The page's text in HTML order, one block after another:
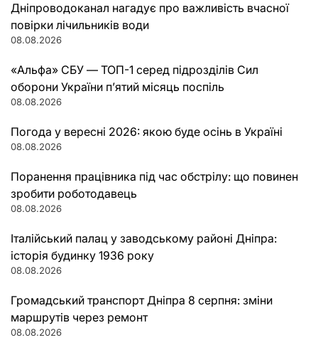
Дніпроводоканал нагадує про важливість вчасної
повірки лічильників води
08.08.2026
«Альфа» СБУ — ТОП-1 серед підрозділів Сил
оборони України п’ятий місяць поспіль
08.08.2026
Погода у вересні 2026: якою буде осінь в Україні
08.08.2026
Поранення працівника під час обстрілу: що повинен
зробити роботодавець
08.08.2026
Італійський палац у заводському районі Дніпра:
історія будинку 1936 року
08.08.2026
Громадський транспорт Дніпра 8 серпня: зміни
маршрутів через ремонт
08.08.2026